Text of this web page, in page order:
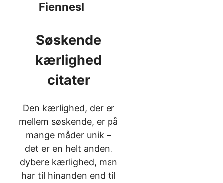
Fiennesl
Søskende
kærlighed
citater
Den kærlighed, der er
mellem søskende, er på
mange måder unik –
det er en helt anden,
dybere kærlighed, man
har til hinanden end til